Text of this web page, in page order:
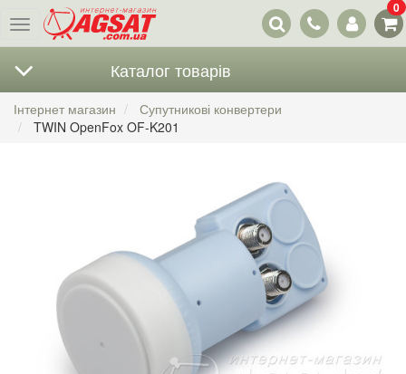
Меню
Наші
контакти
0
Каталог товарів
Інтернет магазин
Супутникові конвертери
TWIN OpenFox OF-K201